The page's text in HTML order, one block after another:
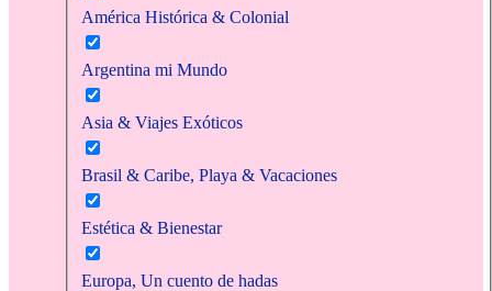
América Histórica & Colonial
Argentina mi Mundo
Asia & Viajes Exóticos
Brasil & Caribe, Playa & Vacaciones
Estética & Bienestar
Europa, Un cuento de hadas